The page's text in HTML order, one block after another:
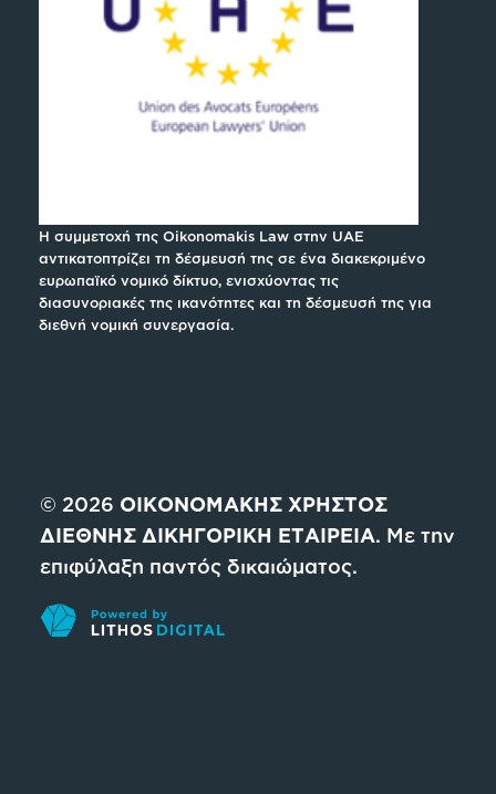
Η συμμετοχή της Oikonomakis Law στην UAE
αντικατοπτρίζει τη δέσμευσή της σε ένα διακεκριμένο
ευρωπαϊκό νομικό δίκτυο, ενισχύοντας τις
διασυνοριακές της ικανότητες και τη δέσμευσή της για
διεθνή νομική συνεργασία.
© 2026 ΟΙΚΟΝΟΜΑΚΗΣ ΧΡΗΣΤΟΣ
ΔΙΕΘΝΗΣ ΔΙΚΗΓΟΡΙΚΗ ΕΤΑΙΡΕΙΑ. Με την
επιφύλαξη παντός δικαιώματος.